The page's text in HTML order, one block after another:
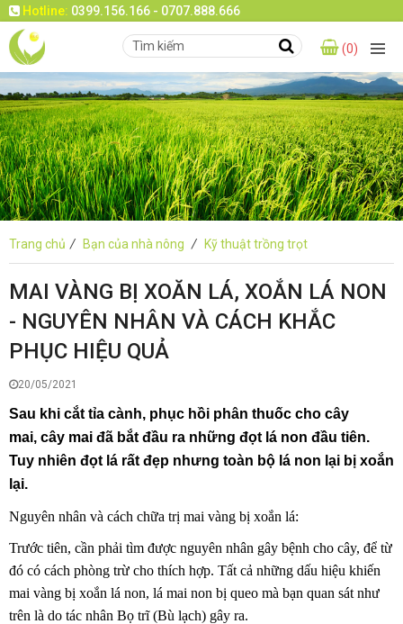
Hotline: 0399.156.166 - 0707.888.666
(0)
Trang chủ / Bạn của nhà nông / Kỹ thuật trồng trọt
MAI VÀNG BỊ XOĂN LÁ, XOẮN LÁ NON
- NGUYÊN NHÂN VÀ CÁCH KHẮC
PHỤC HIỆU QUẢ
20/05/2021
Sau khi cắt tỉa cành, phục hồi phân thuốc cho cây
mai, cây mai đã bắt đầu ra những đọt lá non đầu tiên.
Tuy nhiên đọt lá rất đẹp nhưng toàn bộ lá non lại bị xoắn
lại.
Nguyên nhân và cách chữa trị mai vàng bị xoắn lá:
Trước tiên, cần phải tìm được nguyên nhân gây bệnh cho cây, để từ
đó có cách phòng trừ cho thích hợp. Tất cả những dấu hiệu khiến
mai vàng bị xoắn lá non, lá mai non bị queo mà bạn quan sát như
trên là do tác nhân Bọ trĩ (Bù lạch) gây ra.